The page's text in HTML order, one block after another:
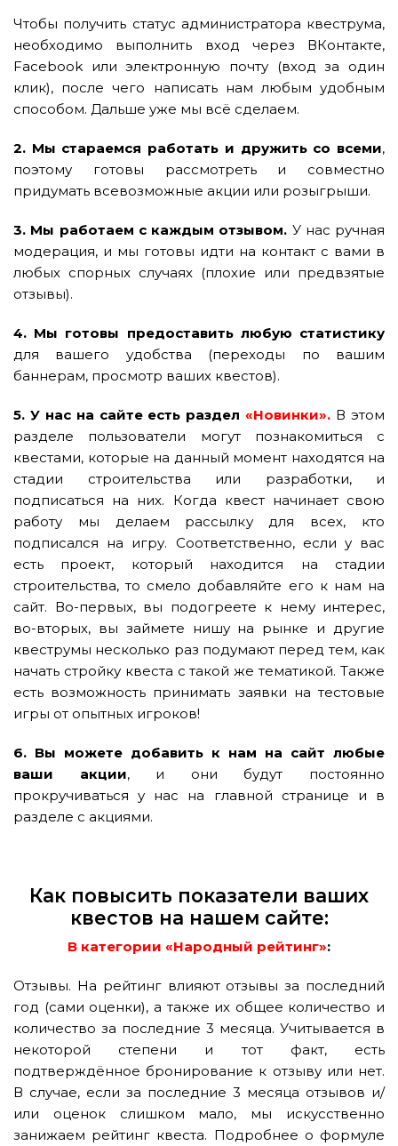
Чтобы получить статус администратора квеструма,
необходимо выполнить вход через ВКонтакте,
Facebook или электронную почту (вход за один
клик), после чего написать нам любым удобным
способом. Дальше уже мы всё сделаем.
2. Мы стараемся работать и дружить со всеми,
поэтому готовы рассмотреть и совместно
придумать всевозможные акции или розыгрыши.
3. Мы работаем с каждым отзывом. У нас ручная
модерация, и мы готовы идти на контакт с вами в
любых спорных случаях (плохие или предвзятые
отзывы).
4. Мы готовы предоставить любую статистику
для вашего удобства (переходы по вашим
баннерам, просмотр ваших квестов).
5. У нас на сайте есть раздел«Новинки». В этом
разделе пользователи могут познакомиться с
квестами, которые на данный момент находятся на
стадии строительства или разработки, и
подписаться на них. Когда квест начинает свою
работу мы делаем рассылку для всех, кто
подписался на игру. Соответственно, если у вас
есть проект, который находится на стадии
строительства, то смело добавляйте его к нам на
сайт. Во-первых, вы подогреете к нему интерес,
во-вторых, вы займете нишу на рынке и другие
квеструмы несколько раз подумают перед тем, как
начать стройку квеста с такой же тематикой. Также
есть возможность принимать заявки на тестовые
игры от опытных игроков!
6. Вы можете добавить к нам на сайт любые
ваши акции, и они будут постоянно
прокручиваться у нас на главной странице и в
разделе с акциями.
Как повысить показатели ваших
квестов на нашем сайте:
В категории «Народный рейтинг»:
Отзывы. На рейтинг влияют отзывы за последний
год (сами оценки), а также их общее количество и
количество за последние 3 месяца. Учитывается в
некоторой степени и тот факт, есть
подтверждённое бронирование к отзыву или нет.
В случае, если за последние 3 месяца отзывов и/
или оценок слишком мало, мы искусственно
занижаем рейтинг квеста. Подробнее о формуле